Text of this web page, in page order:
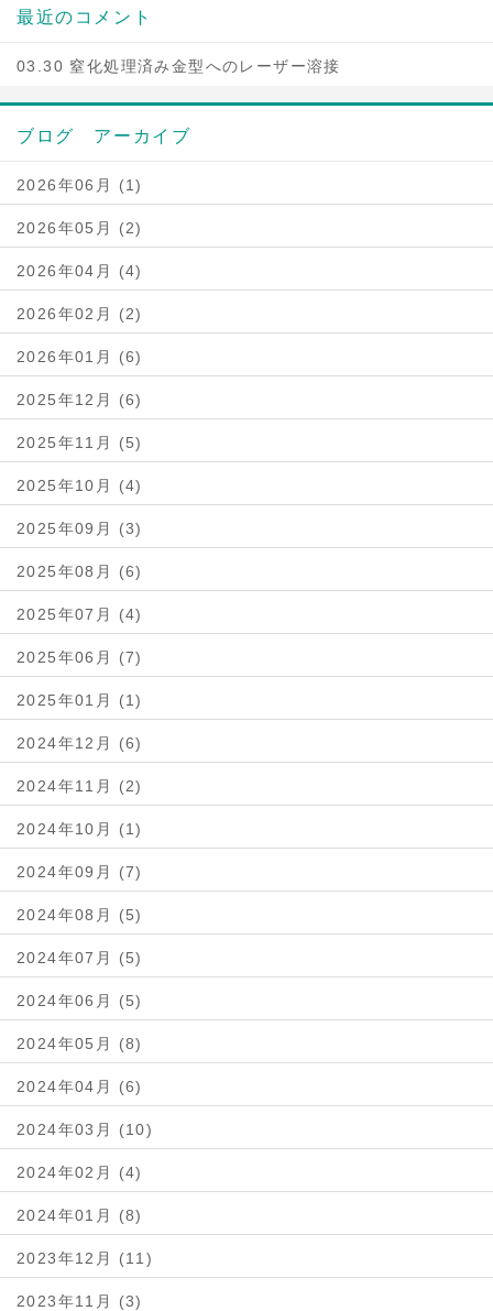
最近のコメント
03.30 窒化処理済み金型へのレーザー溶接
ブログ アーカイブ
2026年06月 (1)
2026年05月 (2)
2026年04月 (4)
2026年02月 (2)
2026年01月 (6)
2025年12月 (6)
2025年11月 (5)
2025年10月 (4)
2025年09月 (3)
2025年08月 (6)
2025年07月 (4)
2025年06月 (7)
2025年01月 (1)
2024年12月 (6)
2024年11月 (2)
2024年10月 (1)
2024年09月 (7)
2024年08月 (5)
2024年07月 (5)
2024年06月 (5)
2024年05月 (8)
2024年04月 (6)
2024年03月 (10)
2024年02月 (4)
2024年01月 (8)
2023年12月 (11)
2023年11月 (3)